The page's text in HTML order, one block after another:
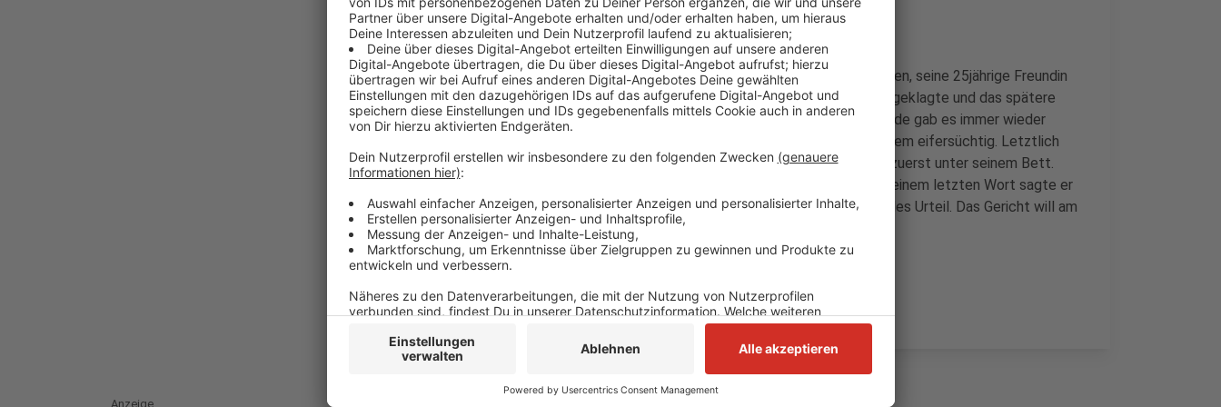
Anzeige
Er hatte im Verfahren amLandgericht Mönchengladbach
gestanden, seine 25jährige Freundin
getötet und die Leiche im Elsbachtal verscharrt zu haben. Der Angeklagte und das spätere
Opfer hatten eine äußerst komplizierte Beziehung geführt. Am Ende gab es immer wieder
Streit. Am Tatabend war die 25jährige Prostituierte offenbar extrem eifersüchtig. Letztlich
erwürgte der 40jährige seine Freundin und versteckte die Leiche zuerst unter seinem Bett.
Später brachte er die Tote ins Elsbachtal nach Grevenbroich. In seinem letzten Wort sagte er
heute, er bereue die Tat zutiefst. Sein Anwalt beantragte ein mildes Urteil. Das Gericht will am
Montag um 11.30 Uhr die Entscheidung verkünden.
Anzeige
Anzeige